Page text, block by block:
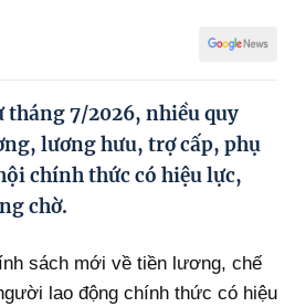
và doanh nghiệp dân tộc
sản
7/2026, nhiều quy
lương hưu, trợ cấp, phụ
chính thức có hiệu lực,
chờ.
sách mới về tiền lương, chế
lao động chính thức có hiệu